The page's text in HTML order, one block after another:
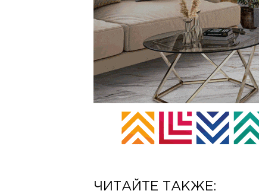
ЧИТАЙТЕ ТАКЖЕ: